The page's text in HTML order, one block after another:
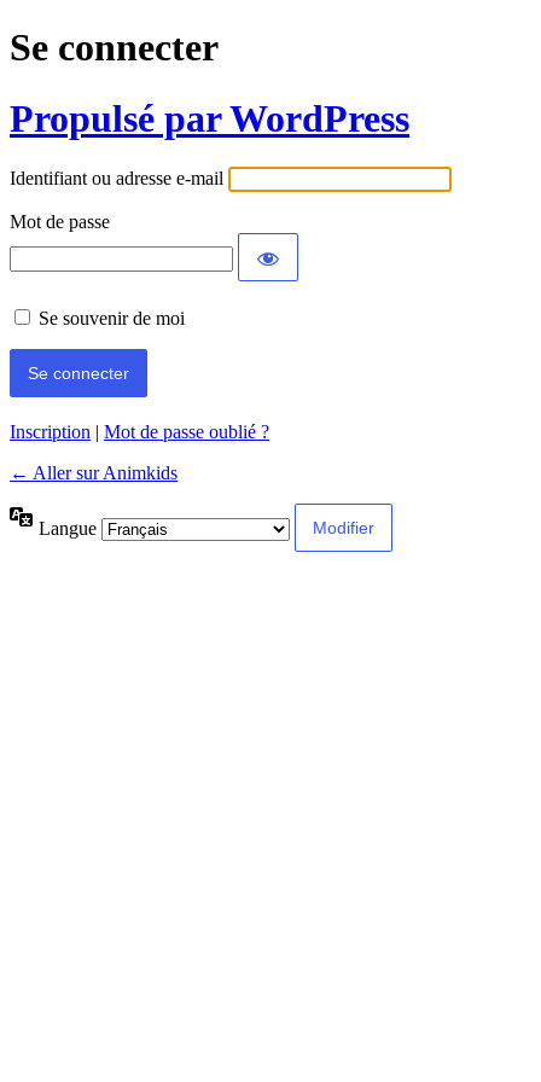
Se connecter
Propulsé par WordPress
Identifiant ou adresse e-mail
Mot de passe
Se souvenir de moi
Inscription | Mot de passe oublié ?
← Aller sur Animkids
Langue